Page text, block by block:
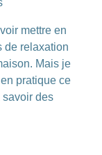
mettre en
de relaxation
Mais je
pratique ce
savoir des